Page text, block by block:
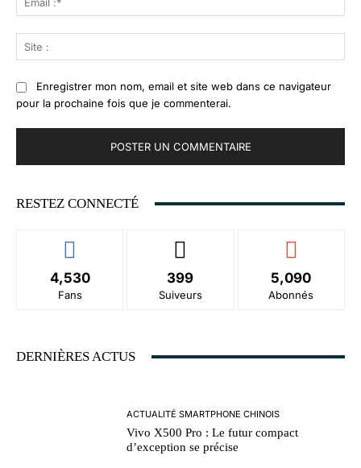
:*
:
Enregistrer mon nom, email et site web dans ce navigateur
pour la prochaine fois que je commenterai.
RESTEZ CONNECTÉ
4,530
Fans
399
Suiveurs
5,090
Abonnés
DERNIÈRES ACTUS
ACTUALITÉ SMARTPHONE CHINOIS
Vivo X500 Pro : Le futur compact
d’exception se précise